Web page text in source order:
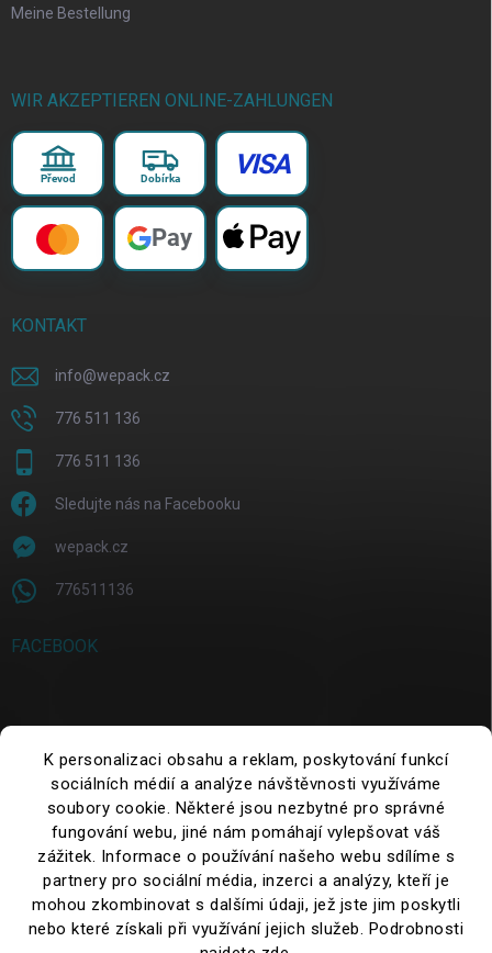
K personalizaci obsahu a reklam, poskytování funkcí
sociálních médií a analýze návštěvnosti využíváme
soubory cookie. Některé jsou nezbytné pro správné
fungování webu, jiné nám pomáhají vylepšovat váš
zážitek. Informace o používání našeho webu sdílíme s
partnery pro sociální média, inzerci a analýzy, kteří je
mohou zkombinovat s dalšími údaji, jež jste jim poskytli
nebo které získali při využívání jejich služeb. Podrobnosti
Meine Bestellung
WIR AKZEPTIEREN ONLINE-ZAHLUNGEN
Převod Dobírka VISA
Pay
KONTAKT
info@wepack.cz
776 511 136
776 511 136
Sledujte nás na Facebooku
wepack.cz
776511136
FACEBOOK
Suchen